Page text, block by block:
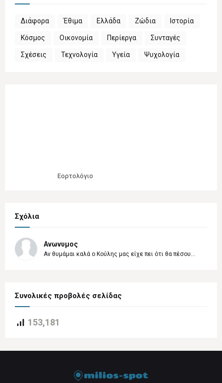
Διάφορα Έθιμα Ελλάδα Ζώδια Ιστορία
Κόσμος Οικονομία Περίεργα Συνταγές
Σχέσεις Τεχνολογία Υγεία Ψυχολογία
Εορτολόγιο
Σχόλια
Ανωνυμος
Αν θυμάμαι καλά ο Κούλης μας είχε πει ότι θα πέσου...
Συνολικές προβολές σελίδας
153,181